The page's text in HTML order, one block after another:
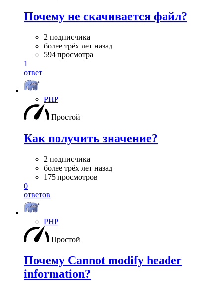
Почему не скачивается файл?
2 подписчика
более трёх лет назад
594 просмотра
1
ответ
PHP
Простой
Как получить значение?
2 подписчика
более трёх лет назад
175 просмотров
0
ответов
PHP
Простой
Почему Cannot modify header
information?